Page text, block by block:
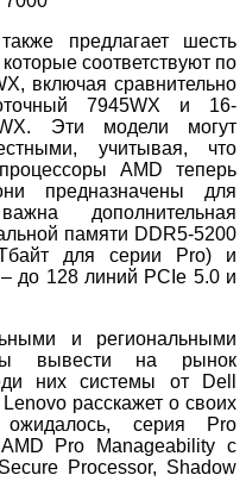
предлагает шесть
соответствуют по
включая сравнительно
7945WX и 16-
Эти модели могут
учитывая, что
AMD теперь
предназначены для
дополнительная
памяти DDR5-5200
для серии Pro) и
до 128 линий PCIe 5.0 и
и региональными
вывести на рынок
них системы от Dell
расскажет о своих
серия Pro
Pro Manageability с
Processor, Shadow